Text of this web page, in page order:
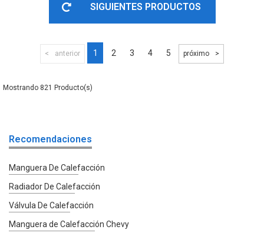
SIGUIENTES PRODUCTOS
anterior 1 2 3 4 5 próximo
821
Recomendaciones
Manguera De Calefacción
Radiador De Calefacción
Válvula De Calefacción
Manguera de Calefacción Chevy